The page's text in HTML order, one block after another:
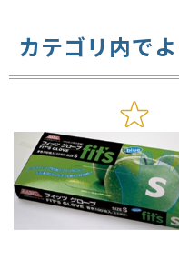
カテゴリ内で